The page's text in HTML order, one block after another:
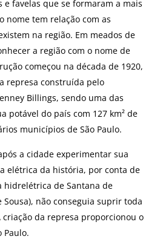
favelas que se formaram a mais
nome tem relação com as
na região. Em meados de
a região com o nome de
começou na década de 1920,
represa construída pelo
Billings, sendo uma das
potável do país com 127 km² de
municípios de São Paulo.
a cidade experimentar sua
elétrica da história, por conta de
hidrelétrica de Santana de
Sousa), não conseguia suprir toda
da represa proporcionou o
Paulo.